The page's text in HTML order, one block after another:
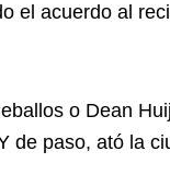
el acuerdo al
o Dean
de paso, ató la